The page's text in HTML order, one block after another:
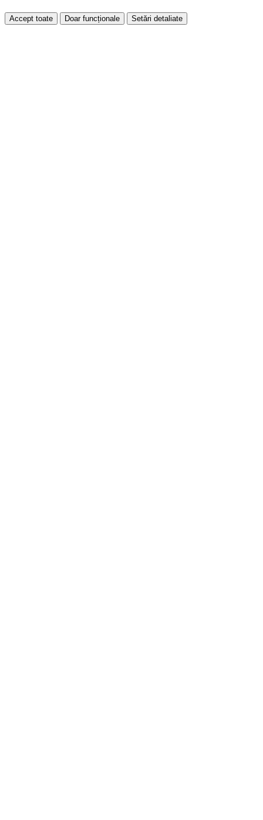
Accept toate Doar funcționale Setări detaliate